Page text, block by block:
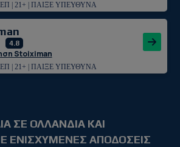
| 21+ | ΠΑΙΞΕ ΥΠΕΥΘΥΝΑ
4.8
Stoiximan
| 21+ | ΠΑΙΞΕ ΥΠΕΥΘΥΝΑ
ΣΕ ΟΛΛΑΝΔΙΑ ΚΑΙ
ΕΝΙΣΧΥΜΕΝΕΣ ΑΠΟΔΟΣΕΙΣ